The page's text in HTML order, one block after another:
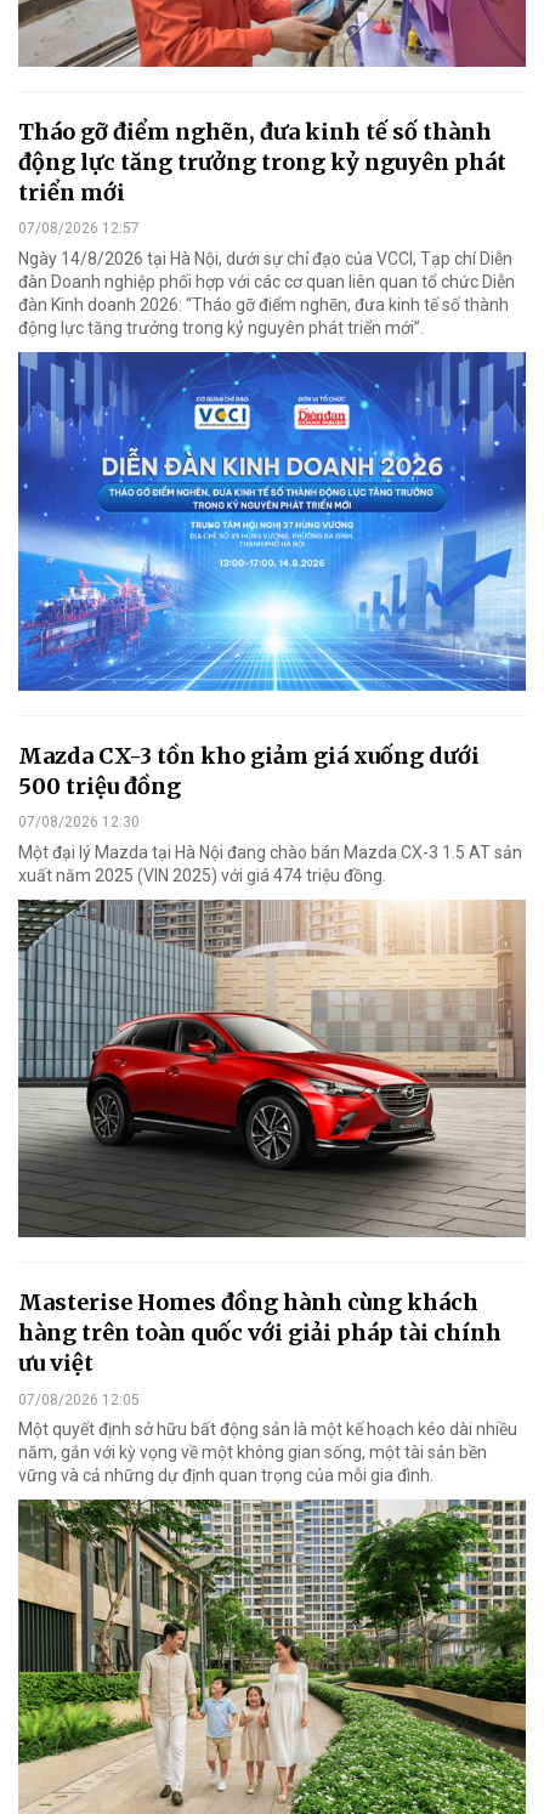
Tháo gỡ điểm nghẽn, đưa kinh tế số thành
động lực tăng trưởng trong kỷ nguyên phát
triển mới
07/08/2026 12:57
Ngày 14/8/2026 tại Hà Nội, dưới sự chỉ đạo của VCCI, Tạp chí Diễn
đàn Doanh nghiệp phối hợp với các cơ quan liên quan tổ chức Diễn
đàn Kinh doanh 2026: “Tháo gỡ điểm nghẽn, đưa kinh tế số thành
động lực tăng trưởng trong kỷ nguyên phát triển mới”.
Mazda CX-3 tồn kho giảm giá xuống dưới
500 triệu đồng
07/08/2026 12:30
Một đại lý Mazda tại Hà Nội đang chào bán Mazda CX-3 1.5 AT sản
xuất năm 2025 (VIN 2025) với giá 474 triệu đồng.
Masterise Homes đồng hành cùng khách
hàng trên toàn quốc với giải pháp tài chính
ưu việt
07/08/2026 12:05
Một quyết định sở hữu bất động sản là một kế hoạch kéo dài nhiều
năm, gắn với kỳ vọng về một không gian sống, một tài sản bền
vững và cả những dự định quan trọng của mỗi gia đình.